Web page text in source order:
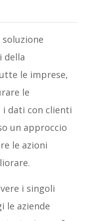
della
le imprese,
le
i dati con clienti
un approccio
le azioni
i singoli
le aziende